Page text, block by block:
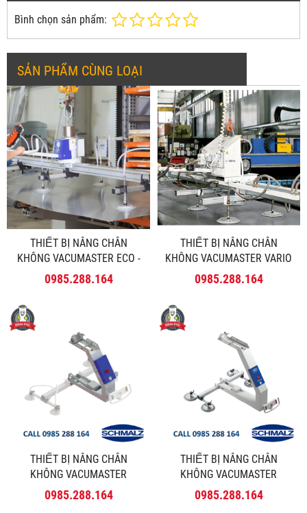
Bình chọn sản phẩm:
SẢN PHẨM CÙNG LOẠI
THIẾT BỊ NÂNG CHÂN
KHÔNG VACUMASTER ECO -
SCHMALZ
0985.288.164
THIẾT BỊ NÂNG CHÂN
KHÔNG VACUMASTER VARIO
- SCHMALZ
0985.288.164
THIẾT BỊ NÂNG CHÂN
KHÔNG VACUMASTER
COMFORT 180º - SCHMALZ
0985.288.164
THIẾT BỊ NÂNG CHÂN
KHÔNG VACUMASTER
COMFOR 90º - SCHMALZ
0985.288.164